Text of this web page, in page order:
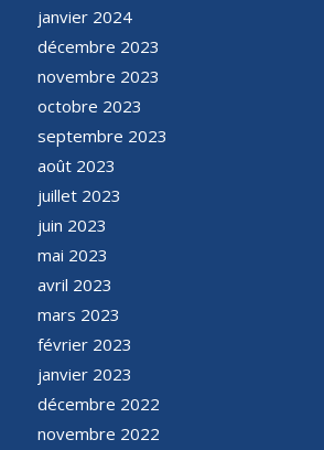
janvier 2024
décembre 2023
novembre 2023
octobre 2023
septembre 2023
août 2023
juillet 2023
juin 2023
mai 2023
avril 2023
mars 2023
février 2023
janvier 2023
décembre 2022
novembre 2022